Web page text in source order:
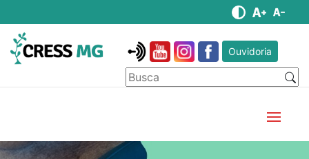
Ouvidoria